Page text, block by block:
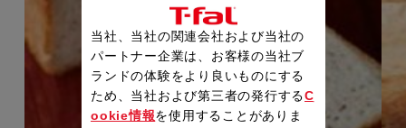
当社、当社の関連会社および当社の
パートナー企業は、お客様の当社ブ
ランドの体験をより良いものにする
ため、当社および第三者の発行するC
ookie情報を使用することがありま